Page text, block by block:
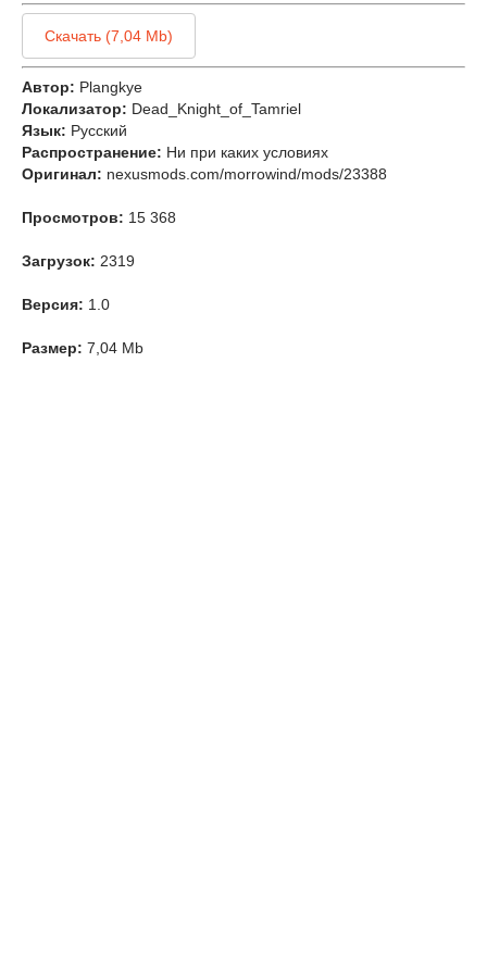
Скачать (7,04 Mb)
Автор: Plangkye
Локализатор: Dead_Knight_of_Tamriel
Язык: Русский
Распространение: Ни при каких условиях
Оригинал: nexusmods.com/morrowind/mods/23388
Просмотров: 15 368
Загрузок: 2319
Версия: 1.0
Размер: 7,04 Mb